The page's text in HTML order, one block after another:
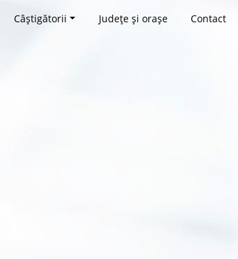
Câștigătorii Județe și orașe Contact